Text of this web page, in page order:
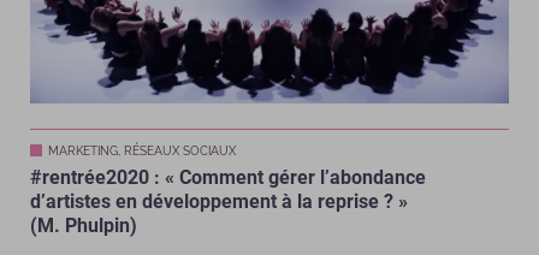
MARKETING, RÉSEAUX SOCIAUX
#rentrée2020 : « Comment gérer l’abondance
d’artistes en développement à la reprise ? »
(M. Phulpin)